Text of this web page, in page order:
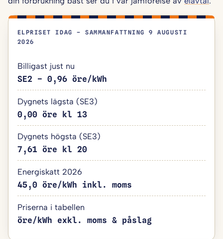
ELPRISET IDAG – SAMMANFATTNING 9 AUGUSTI
2026
Billigast just nu
SE2 – 0,96 öre/kWh
Dygnets lägsta (SE3)
0,00 öre kl 13
Dygnets högsta (SE3)
7,61 öre kl 20
Energiskatt 2026
45,0 öre/kWh inkl. moms
Priserna i tabellen
öre/kWh exkl. moms & påslag